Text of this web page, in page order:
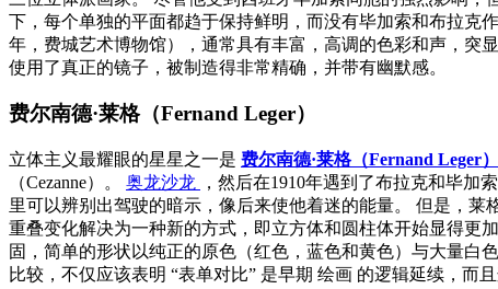
下，每个单独的平面都趋于保持鲜明，而没有毕加索和布拉克
年，费城艺术博物馆），通常具有丰富，高调的色彩和声，突
使用了真正的镜子，被制造得非常精确，并带有幽默感。
费尔南德·莱格（Fernand Leger）
立体主义最耀眼的星星之一是 费尔南德·莱格（Fernand Leger）
（Cezanne）。 奥龙沙龙 ，然后在1910年遇到了布拉克和毕加
里可以辨别出驾驶的暗示，像后来使他着迷的能量。 但是，
重叠变化解决为一种新的方式，即立方体和圆柱体开始显得更
固，简单的形状以纯正的原色（红色，蓝色和黄色）与大量白
比较，不仅应该表明 “表单对比” 是早期 绘画 的逻辑延续，而